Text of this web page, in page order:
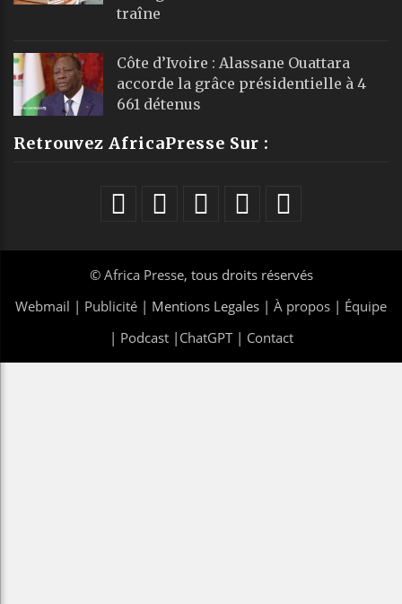
traîne
Côte d’Ivoire : Alassane Ouattara
accorde la grâce présidentielle à 4
661 détenus
Retrouvez AfricaPresse Sur :
© Africa Presse, tous droits réservés
Webmail | Publicité | Mentions Legales | À propos | Équipe
| Podcast| ChatGPT| Contact